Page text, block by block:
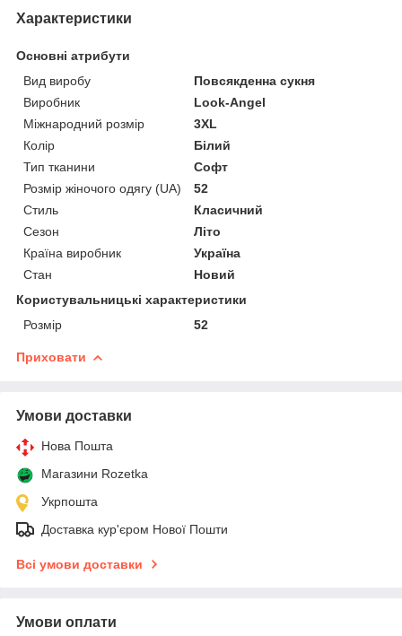
Характеристики
Основні атрибути
Вид виробу
Повсякденна сукня
Виробник
Look-Angel
Міжнародний розмір
3XL
Колір
Білий
Тип тканини
Софт
Розмір жіночого одягу (UA)
52
Стиль
Класичний
Сезон
Літо
Країна виробник
Україна
Стан
Новий
Користувальницькі характеристики
Розмір
52
Приховати
Умови доставки
Нова Пошта
Магазини Rozetka
Укрпошта
Доставка кур'єром Нової Пошти
Всі умови доставки
Умови оплати